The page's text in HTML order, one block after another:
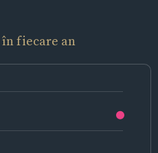
în fiecare an